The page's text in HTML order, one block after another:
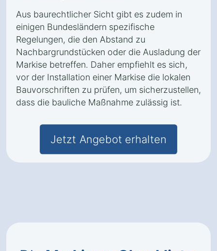
Aus baurechtlicher Sicht gibt es zudem in
einigen Bundesländern spezifische
Regelungen, die den Abstand zu
Nachbargrundstücken oder die Ausladung der
Markise betreffen. Daher empfiehlt es sich,
vor der Installation einer Markise die lokalen
Bauvorschriften zu prüfen, um sicherzustellen,
dass die bauliche Maßnahme zulässig ist.
Jetzt Angebot erhalten